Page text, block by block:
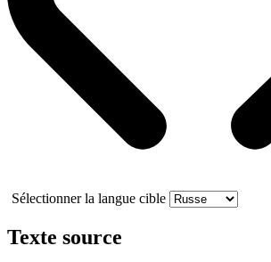
Sélectionner la langue cible
Texte source